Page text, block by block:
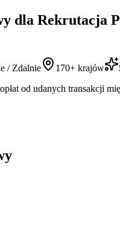
dla Rekrutacja
/ Zdalnie 170+ krajów
od udanych transakcji